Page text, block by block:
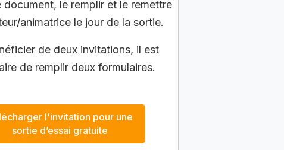
document, le remplir et le remettre
animatrice le jour de la sortie.
de deux invitations, il est
de remplir deux formulaires.
l'invitation pour une
sortie d’essai gratuite